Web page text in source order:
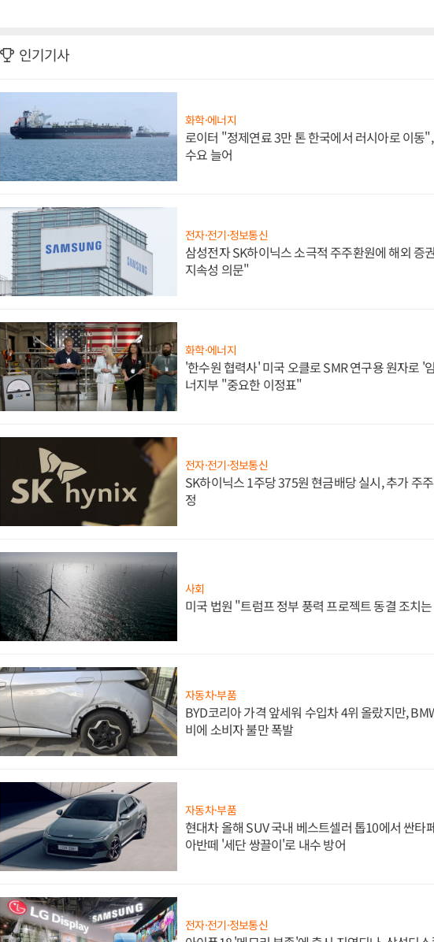
인기기사
화학·에너지
로이터 "정제연료 3만 톤 한국에서 러시아로 이동
수요 늘어
전자·전기·정보통신
삼성전자 SK하이닉스 소극적 주주환원에 해외 증
지속성 의문"
화학·에너지
'한수원 협력사' 미국 오클로 SMR 연구용 원자로 '
너지부 "중요한 이정표"
전자·전기·정보통신
SK하이닉스 1주당 375원 현금배당 실시, 추가 주
정
사회
미국 법원 "트럼프 정부 풍력 프로젝트 동결 조치
자동차·부품
BYD코리아 가격 앞세워 수입차 4위 올랐지만,
비에 소비자 불만 폭발
자동차·부품
현대차 올해 SUV 국내 베스트셀러 톱10에서 싼타
아반떼 '세단 쌍끌이'로 내수 방어
전자·전기·정보통신